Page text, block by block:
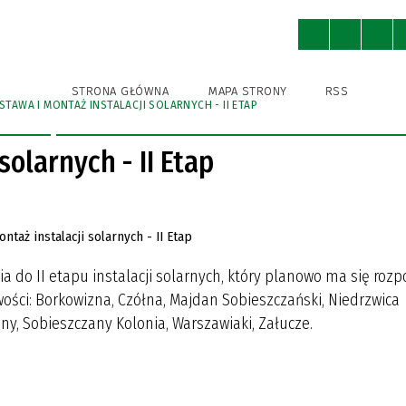
STRONA GŁÓWNA MAPA STRONY RSS
URZĘDU STRUKTURA URZĘDU
PUBLICZNE
BIBLIOTEKA PUBLICZNA
GMINNY OŚRODEK
INSTYTUCJI KULTURY
BIBLIOTEKA PUBLICZNA
GMINNY OŚRODEK
INSTYTUCJI KULTURY
EWIDENCJA ZABYTKÓW IZBA TRADYCJI
I TRASY
FOLDERY
GMINNA AKADEMIA
I MONTAŻ INSTALACJI SOLARNYCH - II ETAP
- II Etap
do II etapu instalacji solarnych, który planowo ma się
Borkowizna, Czółna, Majdan Sobieszczański, Niedrzwica
Sobieszczany Kolonia, Warszawiaki, Załucze.